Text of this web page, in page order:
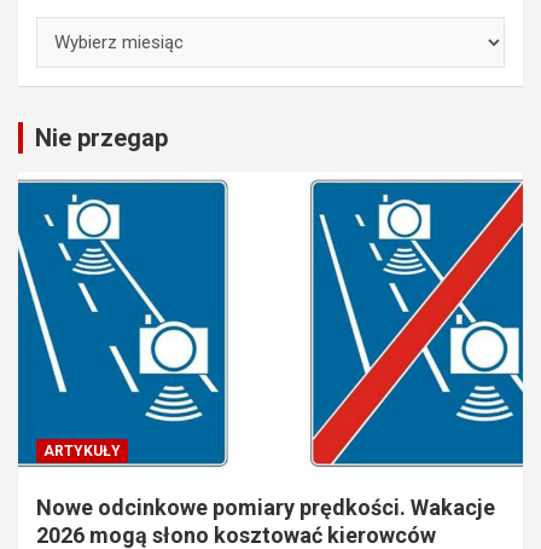
Nie przegap
ARTYKUŁY
Nowe odcinkowe pomiary prędkości. Wakacje
2026 mogą słono kosztować kierowców